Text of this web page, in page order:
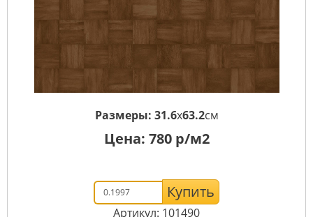
Размеры: 31.6x63.2см
Цена: 780р/м2
Купить
Артикул: 101490